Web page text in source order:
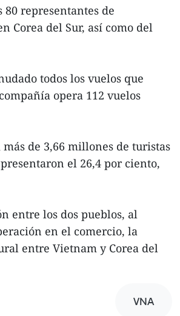
representantes de
Corea del Sur, así como del
todos los vuelos que
opera 112 vuelos
de 3,66 millones de turistas
el 26,4 por ciento,
entre los dos pueblos, al
en el comercio, la
entre Vietnam y Corea del
VNA